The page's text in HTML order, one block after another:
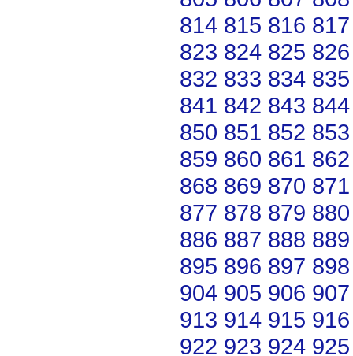
814 815 816 817
823 824 825 826
832 833 834 835
841 842 843 844
850 851 852 853
859 860 861 862
868 869 870 871
877 878 879 880
886 887 888 889
895 896 897 898
904 905 906 907
913 914 915 916
922 923 924 925